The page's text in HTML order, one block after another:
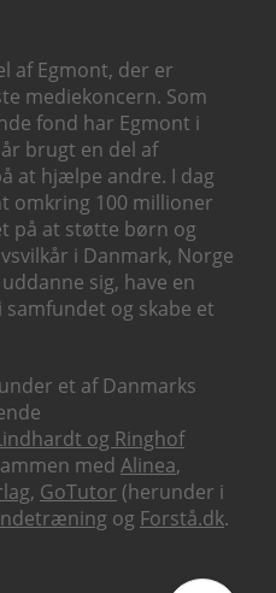
af Egmont, der er
mediekoncern. Som
fond har Egmont i
brugt en del af
at hjælpe andre. I dag
omkring 100 millioner
på at støtte børn og
i Danmark, Norge
sig, have en
samfundet og skabe et
et af Danmarks
og Ringhof
med Alinea,
, GoTutor (herunder i
og Forstå.dk.